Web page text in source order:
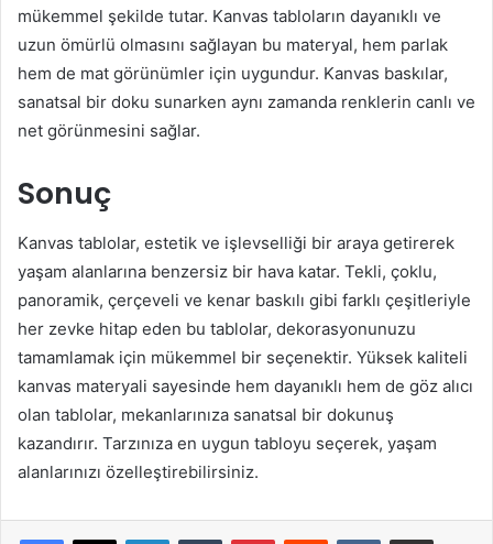
mükemmel şekilde tutar. Kanvas tabloların dayanıklı ve
uzun ömürlü olmasını sağlayan bu materyal, hem parlak
hem de mat görünümler için uygundur. Kanvas baskılar,
sanatsal bir doku sunarken aynı zamanda renklerin canlı ve
net görünmesini sağlar.
Sonuç
Kanvas tablolar, estetik ve işlevselliği bir araya getirerek
yaşam alanlarına benzersiz bir hava katar. Tekli, çoklu,
panoramik, çerçeveli ve kenar baskılı gibi farklı çeşitleriyle
her zevke hitap eden bu tablolar, dekorasyonunuzu
tamamlamak için mükemmel bir seçenektir. Yüksek kaliteli
kanvas materyali sayesinde hem dayanıklı hem de göz alıcı
olan tablolar, mekanlarınıza sanatsal bir dokunuş
kazandırır. Tarzınıza en uygun tabloyu seçerek, yaşam
alanlarınızı özelleştirebilirsiniz.